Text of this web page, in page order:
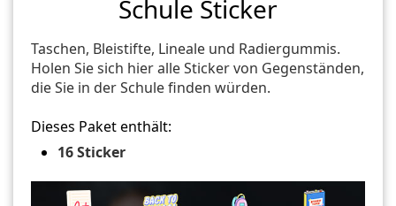
Schule Sticker
Taschen, Bleistifte, Lineale und Radiergummis.
Holen Sie sich hier alle Sticker von Gegenständen,
die Sie in der Schule finden würden.
Dieses Paket enthält:
16 Sticker